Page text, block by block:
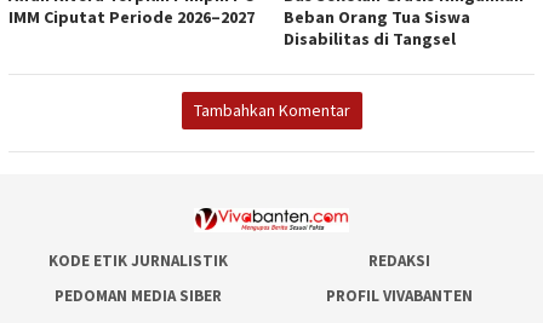
IMM Ciputat Periode 2026–2027
Beban Orang Tua Siswa
Disabilitas di Tangsel
Tambahkan Komentar
KODE ETIK JURNALISTIK
REDAKSI
PEDOMAN MEDIA SIBER
PROFIL VIVABANTEN